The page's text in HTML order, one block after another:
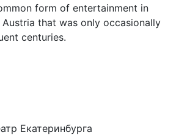
form of entertainment in
that was only occasionally
centuries.
Екатеринбурга